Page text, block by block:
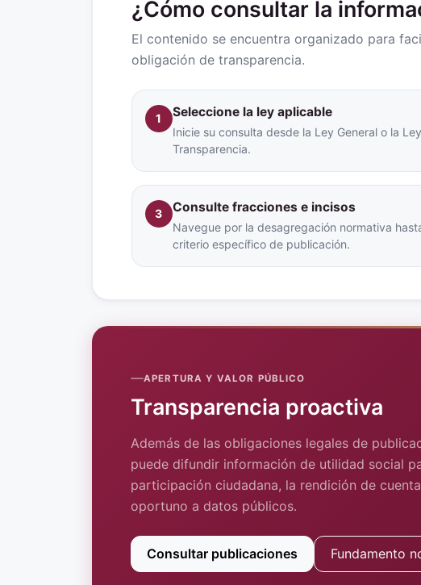
¿Cómo consultar la
El contenido se encuentra organizado para
obligación de transparencia.
1 Seleccione la ley aplicable
Inicie su consulta desde la Ley General o la
Transparencia.
3 Consulte fracciones e incisos
Navegue por la desagregación normativa
criterio específico de publicación.
APERTURA Y VALOR PÚBLICO
Transparencia proactiva
Además de las obligaciones legales de
puede difundir información de utilidad social
participación ciudadana, la rendición de
oportuno a datos públicos.
Consultar publicaciones Fundamento